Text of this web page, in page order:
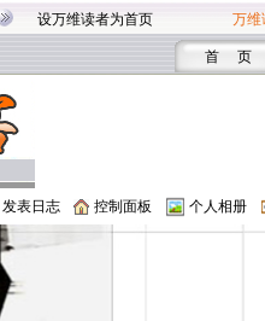
设万维读者为首页 万维
首 页
发表日志 控制面板 个人相册